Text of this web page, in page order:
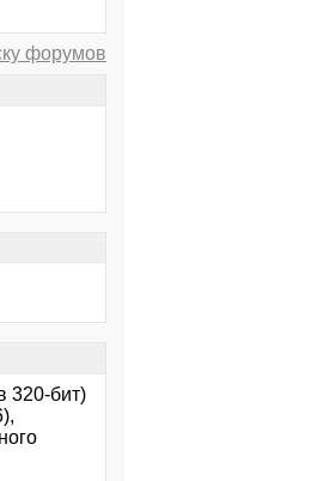
форумов
320-бит)